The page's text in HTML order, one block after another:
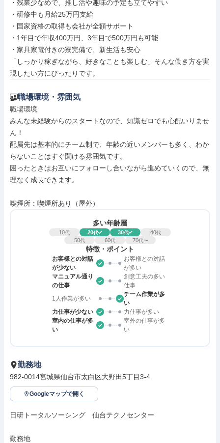
・残業少なめで、推し活や趣味の予定も立てやすい
・研修中も月給25万円支給
・国家資格の取得も会社が全額サポート
・1年目で年収400万円、3年目で500万円も可能
・家具家電付きの寮完備で、新生活も安心
「しっかり稼ぎながら、好きなことも楽しむ」そんな働き方を実
現したい方にぴったりです。
職場環境・雰囲気
職場環境
みんな未経験からのスタートなので、知識ゼロでも心配いりませ
ん！
配属先は基本的にチーム制で、年齢の近いメンバーも多く、わか
らないことはすぐ聞ける雰囲気です。
困ったときはお互いにフォローし合いながら進めていくので、無
理なく成長できます。
喫煙所：喫煙所あり（屋外）
多い年齢層
10代 20代 30代 40代
50代 60代 70代〜
特徴・ポイント
お客様との対話
が少ない
お客様との対話
が多い
マニュアル通り
の仕事
創意工夫の多い
仕事
1人作業が多い
チーム作業が多
い
力仕事が少ない
力仕事が多い
室内の仕事が多
い
室外の仕事が多
い
勤務地
982-0014宮城県仙台市太白区大野田5丁目3-4
Googleマップで開く
日研トータルソーシング　仙台テクノセンター
勤務地